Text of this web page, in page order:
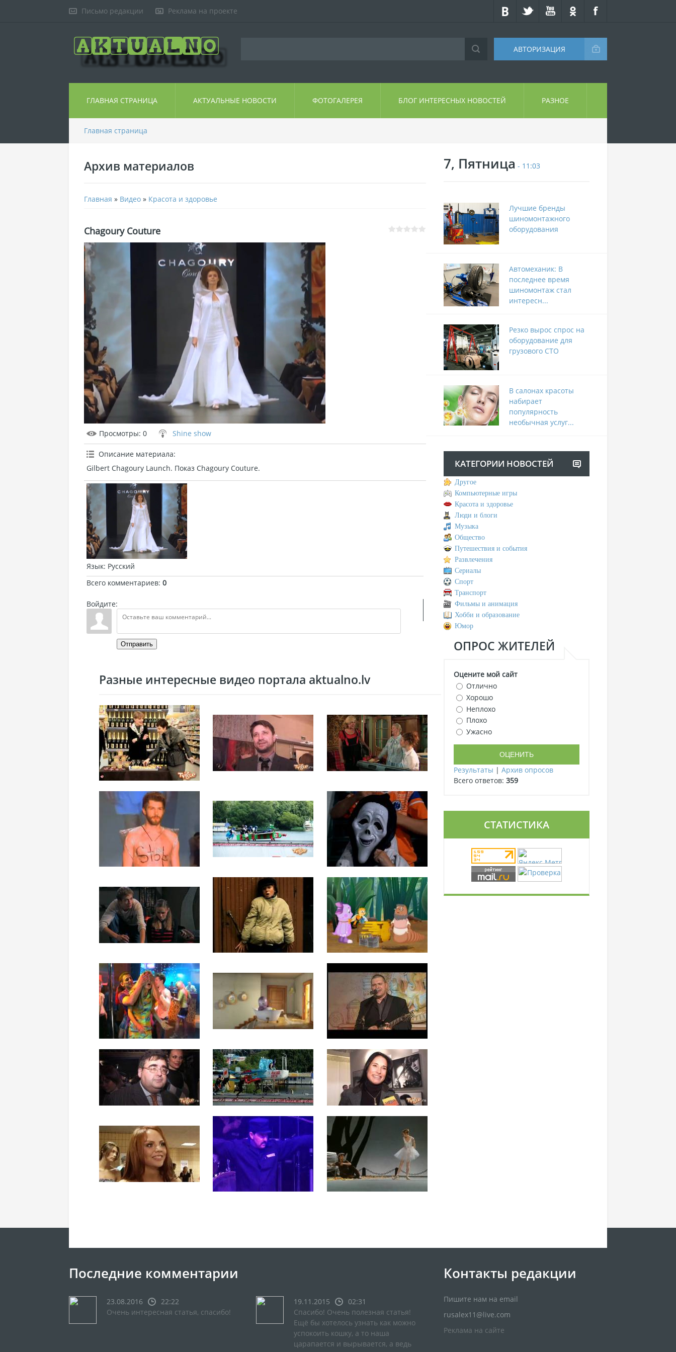
Письмо редакции Реклама на проекте
АВТОРИЗАЦИЯ
ГЛАВНАЯ СТРАНИЦА АКТУАЛЬНЫЕ НОВОСТИ ФОТОГАЛЕРЕЯ БЛОГ ИНТЕРЕСНЫХ НОВОСТЕЙ РАЗНОЕ
Главная страница
Архив материалов
Главная » Видео » Красота и здоровье
Chagoury Couture
Просмотры: 0 Shine show
Описание материала:
Gilbert Chagoury Launch. Показ Chagoury Couture.
Язык: Русский
Всего комментариев: 0
Войдите:
Отправить
Разные интересные видео портала aktualno.lv
7, Пятница - 11:03
Лучшие бренды
шиномонтажного
оборудования
Автомеханик: В
последнее время
шиномонтаж стал
интересн...
Резко вырос спрос на
оборудование для
грузового СТО
В салонах красоты
набирает
популярность
необычная услуг...
КАТЕГОРИИ НОВОСТЕЙ
Другое
Компьютерные игры
Красота и здоровье
Люди и блоги
Музыка
Общество
Путешествия и события
Развлечения
Сериалы
Спорт
Транспорт
Фильмы и анимация
Хобби и образование
Юмор
ОПРОС ЖИТЕЛЕЙ
Оцените мой сайт
Отлично
Хорошо
Неплохо
Плохо
Ужасно
Результаты | Архив опросов
Всего ответов: 359
СТАТИСТИКА
Последние комментарии
23.08.2016
22:22
Очень интересная статья, спасибо!
19.11.2015
02:31
Спасибо! Очень полезная статья!
Ещё бы хотелось узнать как можно
успокоить кошку, а то наша
царапается и вырывается, а ведь
Контакты редакции
Пишите нам на email
rusalex11@live.com
Реклама на сайте